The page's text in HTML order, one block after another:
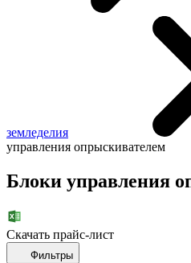
земледелия
управления опрыскивателем
Блоки управления
Скачать прайc-лист
Фильтры